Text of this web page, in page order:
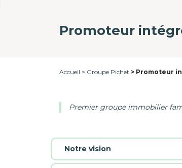
Promoteur
Accueil Groupe Pichet Promoteur
Premier groupe immobilier
Notre vision